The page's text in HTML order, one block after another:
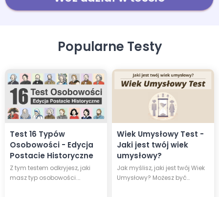
Popularne Testy
Test 16 Typów
Osobowości - Edycja
Postacie Historyczne
Z tym testem odkryjesz, jaki
masz typ osobowości.
Wiek Umysłowy Test -
Jaki jest twój wiek
umysłowy?
Jak myślisz, jaki jest twój Wiek
Umysłowy? Możesz być